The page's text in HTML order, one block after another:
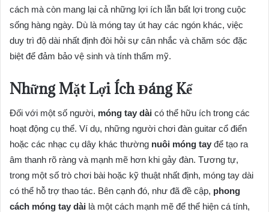
cách mà còn mang lại cả những lợi ích lẫn bất lợi trong cuộc
sống hàng ngày. Dù là móng tay út hay các ngón khác, việc
duy trì độ dài nhất định đòi hỏi sự cân nhắc và chăm sóc đặc
biệt để đảm bảo vệ sinh và tính thẩm mỹ.
Những Mặt Lợi Ích Đáng Kể
Đối với một số người, móng tay dài có thể hữu ích trong các
hoạt động cụ thể. Ví dụ, những người chơi đàn guitar cổ điển
hoặc các nhạc cụ dây khác thường nuôi móng tay để tạo ra
âm thanh rõ ràng và mạnh mẽ hơn khi gảy đàn. Tương tự,
trong một số trò chơi bài hoặc kỹ thuật nhất định, móng tay dài
có thể hỗ trợ thao tác. Bên cạnh đó, như đã đề cập, phong
cách móng tay dài là một cách mạnh mẽ để thể hiện cá tính,